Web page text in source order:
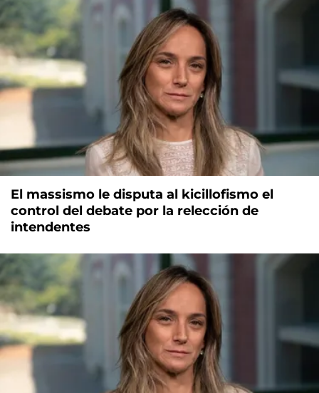
El massismo le disputa al kicillofismo el
control del debate por la relección de
intendentes